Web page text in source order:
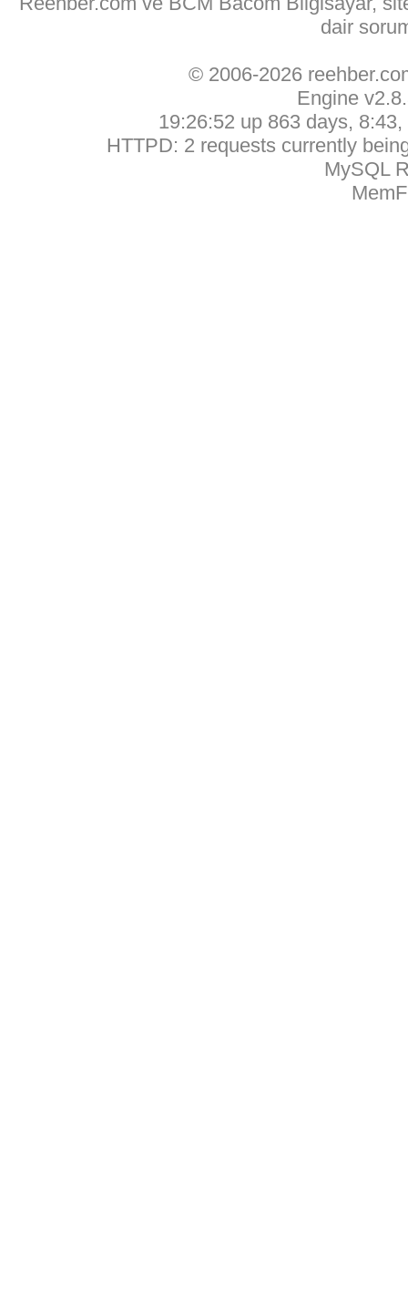
dair
© 2006-2026
Engine
19:26:52 up 863 days,
HTTPD: 2 requests currently
MySQL